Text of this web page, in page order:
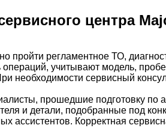
центра
пройти регламентное ТО,
операций, учитывают модель,
необходимости сервисный
прошедшие подготовку по
и детали, подобранные под
ассистентов. Корректная